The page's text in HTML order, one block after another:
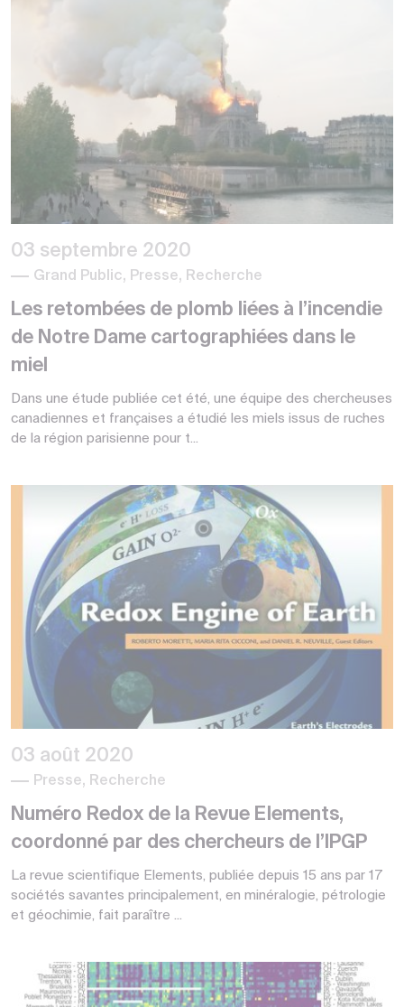
03 septembre 2020
Grand Public, Presse, Recherche
Les retombées de plomb liées à l’incendie
de Notre Dame cartographiées dans le
miel
Dans une étude publiée cet été, une équipe des chercheuses
canadiennes et françaises a étudié les miels issus de ruches
de la région parisienne pour t...
03 août 2020
Presse, Recherche
Numéro Redox de la Revue Elements,
coordonné par des chercheurs de l’IPGP
La revue scientifique Elements, publiée depuis 15 ans par 17
sociétés savantes principalement, en minéralogie, pétrologie
et géochimie, fait paraître ...